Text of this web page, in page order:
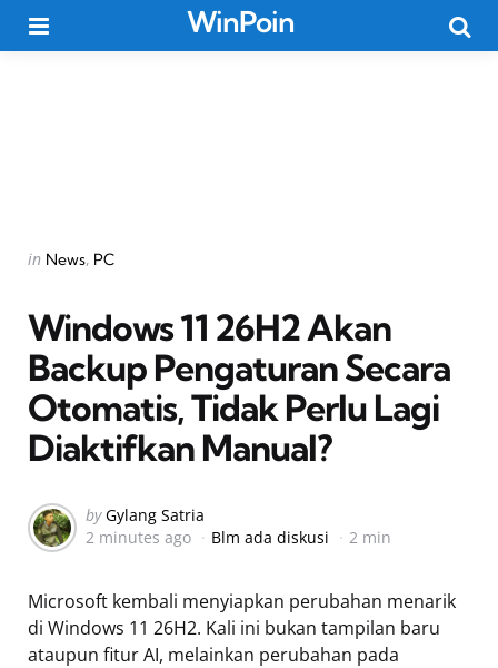
WinPoin
Categories
Posted
in News PC
Windows 11 26H2 Akan
Backup Pengaturan Secara
Otomatis, Tidak Perlu Lagi
Diaktifkan Manual?
Posted
by
by Gylang Satria
2 minutes ago
Blm ada diskusi 2 min
Microsoft kembali menyiapkan perubahan menarik
di Windows 11 26H2. Kali ini bukan tampilan baru
ataupun fitur AI, melainkan perubahan pada